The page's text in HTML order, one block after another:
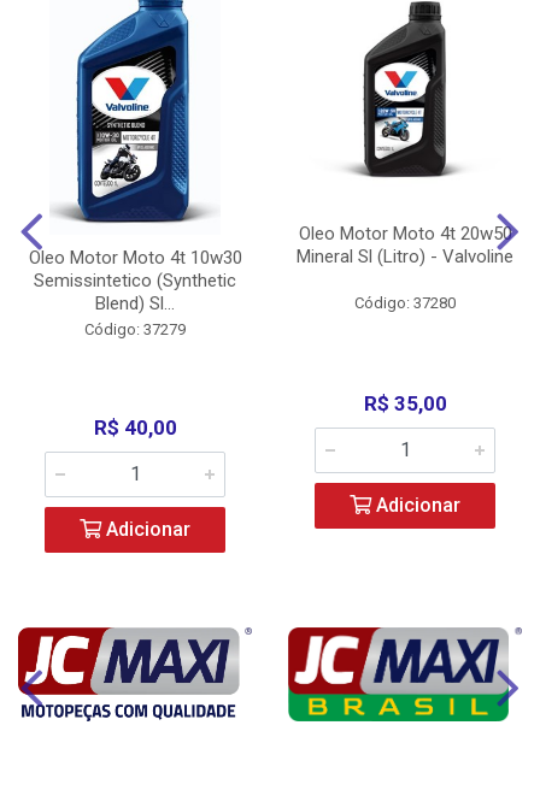
Oleo Motor Moto 4t 10w30
Semissintetico (Synthetic
Blend) Sl...
Código: 37279
R$ 40,00
Adicionar
Oleo Motor Moto 4t 20w50
Mineral Sl (Litro) - Valvoline
Código: 37280
R$ 35,00
Adicionar